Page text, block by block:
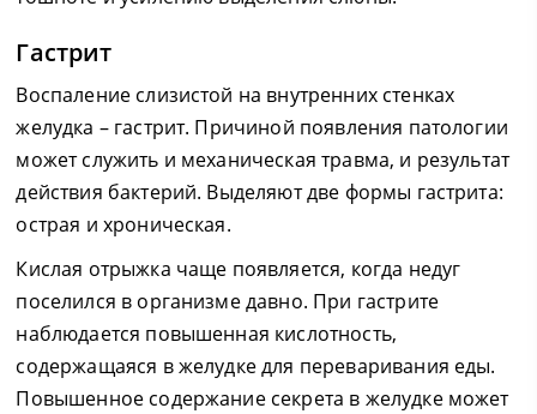
Гастрит
Воспаление слизистой на внутренних стенках
желудка – гастрит. Причиной появления патологии
может служить и механическая травма, и результат
действия бактерий. Выделяют две формы гастрита:
острая и хроническая.
Кислая отрыжка чаще появляется, когда недуг
поселился в организме давно. При гастрите
наблюдается повышенная кислотность,
содержащаяся в желудке для переваривания еды.
Повышенное содержание секрета в желудке может